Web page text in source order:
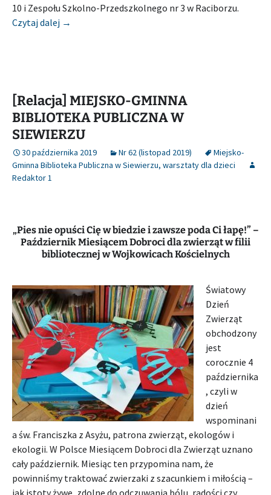
10 i Zespołu Szkolno-Przedszkolnego nr 3 w Raciborzu.
Czytaj dalej [Relacja] MIEJSKA I POWIATOWA BIBLIOTEKA
→
[Relacja] MIEJSKO-GMINNA
BIBLIOTEKA PUBLICZNA W
SIEWIERZU
30 października 2019 Nr 62 (listopad 2019)
Miejsko-
Gminna Biblioteka Publiczna w Siewierzu, warsztaty dla dzieci
Redaktor 1
„Pies nie opuści Cię w biedzie i zawsze poda Ci łapę!” –
Październik Miesiącem Dobroci dla zwierząt w filii
bibliotecznej w Wojkowicach Kościelnych
Światowy
Dzień
Zwierząt
obchodzony
jest
corocznie 4
października
, czyli w
dzień
wspominani
a św. Franciszka z Asyżu, patrona zwierząt, ekologów i
ekologii. W Polsce Miesiącem Dobroci dla Zwierząt uznano
cały październik. Miesiąc ten przypomina nam, że
powinniśmy traktować zwierzaki z szacunkiem i miłością –